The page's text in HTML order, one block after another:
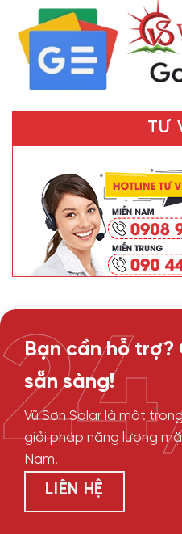
TƯ
Bạn cần hỗ trợ?
sẵn sàng!
Vũ Sơn Solar là một
giải pháp năng lượng
Nam.
LIÊN HỆ